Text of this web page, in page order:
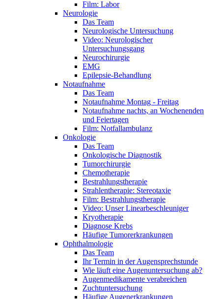
Film: Labor
Neurologie
Das Team
Neurologische Untersuchung
Video: Neurologischer
Untersuchungsgang
Neurochirurgie
EMG
Epilepsie-Behandlung
Notaufnahme
Das Team
Notaufnahme Montag - Freitag
Notaufnahme nachts, an Wochenenden
und Feiertagen
Film: Notfallambulanz
Onkologie
Das Team
Onkologische Diagnostik
Tumorchirurgie
Chemotherapie
Bestrahlungstherapie
Strahlentherapie: Stereotaxie
Film: Bestrahlungstherapie
Video: Unser Linearbeschleuniger
Kryotherapie
Diagnose Krebs
Häufige Tumorerkrankungen
Ophthalmologie
Das Team
Ihr Termin in der Augensprechstunde
Wie läuft eine Augenuntersuchung ab?
Augenmedikamente verabreichen
Zuchtuntersuchung
Häufige Augenerkrankungen